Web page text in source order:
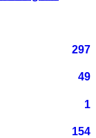
297
49
1
154